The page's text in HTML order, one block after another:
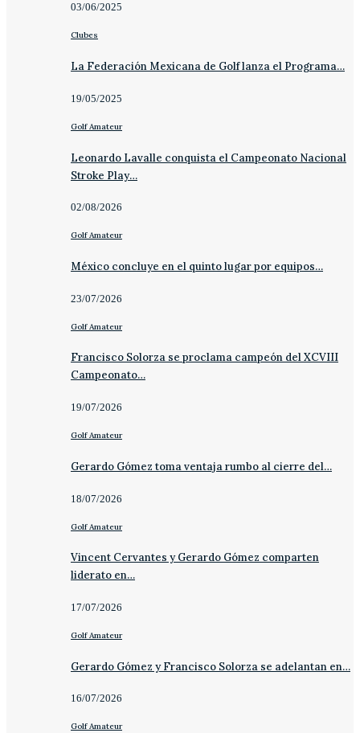
03/06/2025
Clubes
La Federación Mexicana de Golf lanza el Programa…
19/05/2025
Golf Amateur
Leonardo Lavalle conquista el Campeonato Nacional
Stroke Play…
02/08/2026
Golf Amateur
México concluye en el quinto lugar por equipos…
23/07/2026
Golf Amateur
Francisco Solorza se proclama campeón del XCVIII
Campeonato…
19/07/2026
Golf Amateur
Gerardo Gómez toma ventaja rumbo al cierre del…
18/07/2026
Golf Amateur
Vincent Cervantes y Gerardo Gómez comparten
liderato en…
17/07/2026
Golf Amateur
Gerardo Gómez y Francisco Solorza se adelantan en…
16/07/2026
Golf Amateur